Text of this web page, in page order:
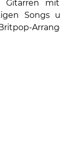
Gitarren
Songs